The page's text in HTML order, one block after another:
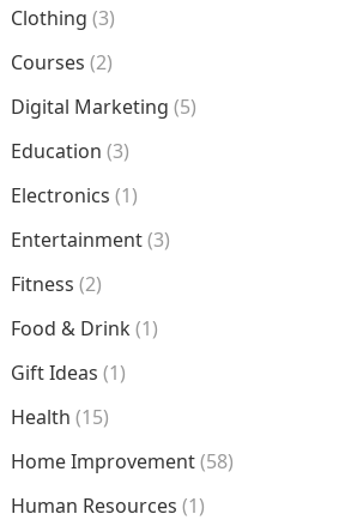
Clothing (3)
Courses (2)
Digital Marketing (5)
Education (3)
Electronics (1)
Entertainment(3)
Fitness (2)
Food & Drink(1)
Gift Ideas (1)
Health (15)
Home Improvement(58)
Human Resources (1)